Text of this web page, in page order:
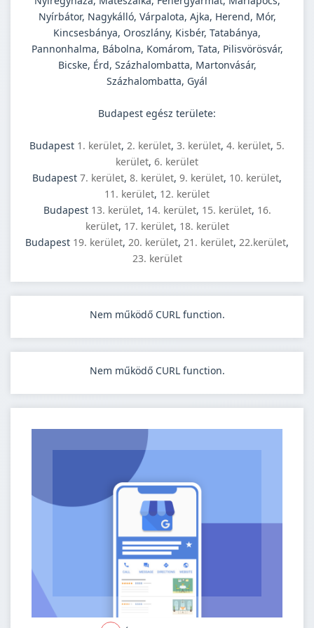
Nyírbátor, Nagykálló, Várpalota, Ajka, Herend, Mór,
Kincsesbánya, Oroszlány, Kisbér, Tatabánya,
Pannonhalma, Bábolna, Komárom, Tata, Pilisvörösvár,
Bicske, Érd, Százhalombatta, Martonvásár,
Százhalombatta, Gyál
Budapest egész területe:
Budapest 1. kerület, 2. kerület, 3. kerület, 4. kerület, 5.
kerület, 6. kerület
Budapest 7. kerület, 8. kerület, 9. kerület, 10. kerület,
11. kerület, 12. kerület
Budapest 13. kerület, 14. kerület, 15. kerület, 16.
kerület, 17. kerület, 18. kerület
Budapest 19. kerület, 20. kerület, 21. kerület, 22.kerület,
23. kerület
Nem működő CURL function.
Nem működő CURL function.